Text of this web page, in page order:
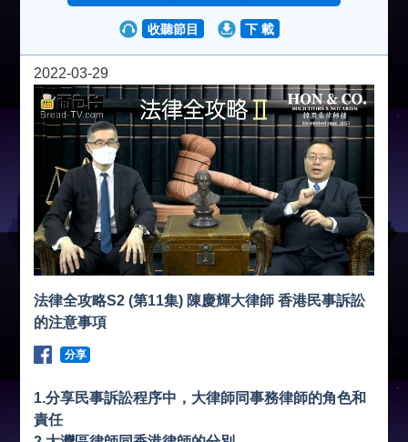
收聽節目 下 載
2022-03-29
法律全攻略S2 (第11集) 陳慶輝大律師 香港民事訴訟
的注意事項
分享
1.分享民事訴訟程序中，大律師同事務律師的角色和
責任